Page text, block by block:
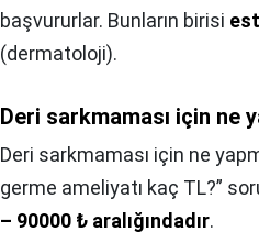
başvururlar. Bunların birisi
(dermatoloji).
Deri sarkmaması için ne
Deri sarkmaması için ne
germe ameliyatı kaç TL?”
– 90000 ₺ aralığındadır.